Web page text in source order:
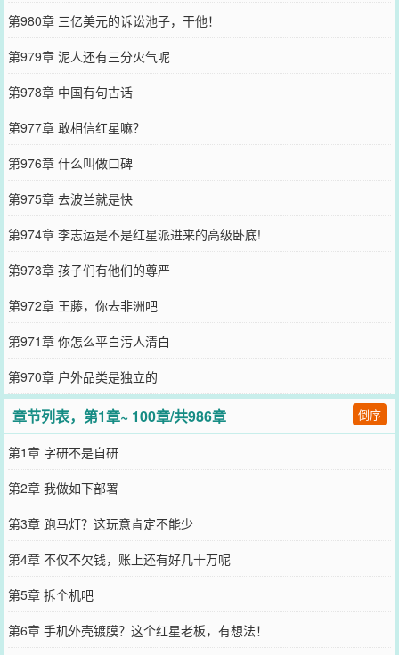
们，这就是在终结我们的辉煌。”\n陈星双手插兜：“这才哪到哪，热身
而已。”\n没人知道的是，07年安卓刚刚开源，陈星就开始布局操作系
统的研发。\n09年，在高通还在追赶德州仪器的时候，陈星就开始成
立芯片研发团队。\n11年，半导体还没收紧，陈星就投资半导体布局
国产光刻机。\n十年磨一剑，剑出全球寒！
您要是觉得《重生07：从山寨机开始制霸全球
记向您QQ群和微博微信里的朋友推荐哦！
第980章 三亿美元的诉讼池子，干他！
第979章 泥人还有三分火气呢
第978章 中国有句古话
第977章 敢相信红星嘛？
第976章 什么叫做口碑
第975章 去波兰就是快
第974章 李志运是不是红星派进来的高级卧底!
第973章 孩子们有他们的尊严
第972章 王藤，你去非洲吧
第971章 你怎么平白污人清白
第970章 户外品类是独立的
章节列表，第1章~ 100章/共986章 倒序
第1章 字研不是自研
第2章 我做如下部署
第3章 跑马灯？这玩意肯定不能少
第4章 不仅不欠钱，账上还有好几十万呢
第5章 拆个机吧
第6章 手机外壳镀膜？这个红星老板，有想法！